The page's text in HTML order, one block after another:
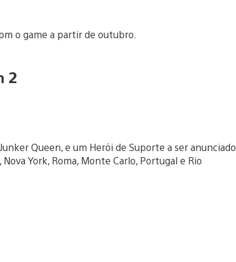
o game a partir de outubro.
2
Queen, e um Herói de Suporte a ser anunciado
York, Roma, Monte Carlo, Portugal e Rio